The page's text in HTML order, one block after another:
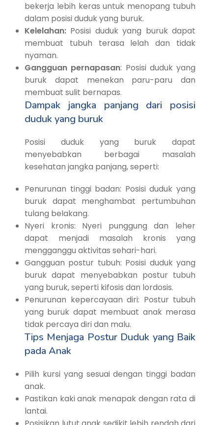
bekerja lebih keras untuk menopang tubuh
dalam posisi duduk yang buruk.
Kelelahan: Posisi duduk yang buruk dapat
membuat tubuh terasa lelah dan tidak
nyaman.
Gangguan pernapasan: Posisi duduk yang
buruk dapat menekan paru-paru dan
membuat sulit bernapas.
Dampak jangka panjang dari posisi
duduk yang buruk
Posisi duduk yang buruk dapat
menyebabkan berbagai masalah
kesehatan jangka panjang, seperti:
Penurunan tinggi badan: Posisi duduk yang
buruk dapat menghambat pertumbuhan
tulang belakang.
Nyeri kronis: Nyeri punggung dan leher
dapat menjadi masalah kronis yang
mengganggu aktivitas sehari-hari.
Gangguan postur tubuh: Posisi duduk yang
buruk dapat menyebabkan postur tubuh
yang buruk, seperti kifosis dan lordosis.
Penurunan kepercayaan diri: Postur tubuh
yang buruk dapat membuat anak merasa
tidak percaya diri dan malu.
Tips Menjaga Postur Duduk yang Baik
pada Anak
Pilih kursi yang sesuai dengan tinggi badan
anak.
Pastikan kaki anak menapak dengan rata di
lantai.